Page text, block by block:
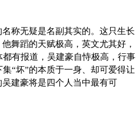
称无疑是名副其实的。这只生长
舞蹈的天赋极高，英文尤其好，
有报道，吴建豪自恃极高，行事
“坏”的本质于一身、却可爱得让
建豪将是四个人当中最有可